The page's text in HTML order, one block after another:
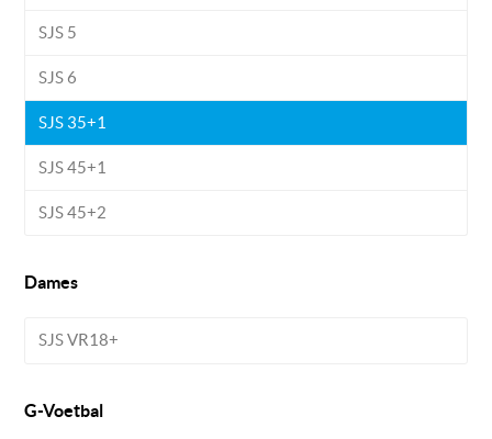
SJS 5
SJS 6
SJS 35+1
SJS 45+1
SJS 45+2
Dames
SJS VR18+
G-Voetbal